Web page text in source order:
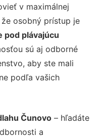
v maximálnej
osobný prístup je
pod plávajúcu
sú aj odborné
aby ste mali
podľa vašich
Čunovo – hľadáte
a